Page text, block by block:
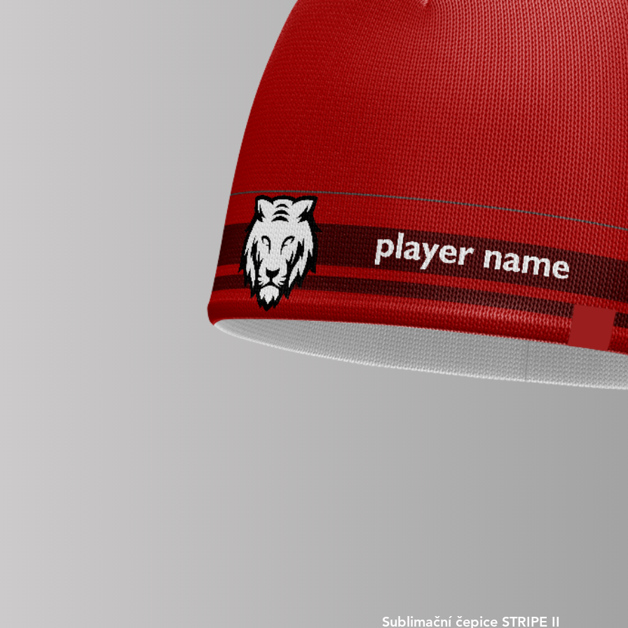
Sublimační čepice STRIPE II